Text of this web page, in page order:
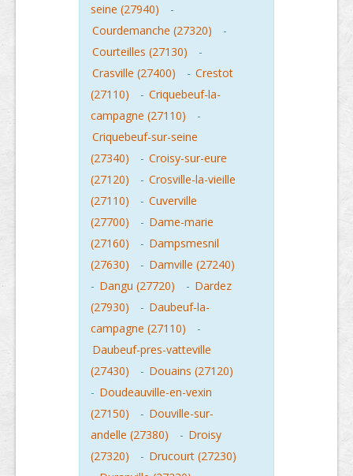
seine (27940)
-
Courdemanche (27320)
-
Courteilles (27130)
-
Crasville (27400)
- Crestot
(27110)
- Criquebeuf-la-
campagne (27110)
-
Criquebeuf-sur-seine
(27340)
- Croisy-sur-eure
(27120)
- Crosville-la-vieille
(27110)
- Cuverville
(27700)
- Dame-marie
(27160)
- Dampsmesnil
(27630)
- Damville (27240)
- Dangu (27720) - Dardez
(27930)
- Daubeuf-la-
campagne (27110)
-
Daubeuf-pres-vatteville
(27430)
- Douains (27120)
- Doudeauville-en-vexin
(27150)
- Douville-sur-
andelle (27380)
- Droisy
(27320)
- Drucourt (27230)